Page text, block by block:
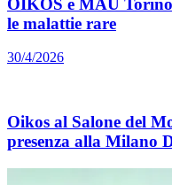
le malattie rare
30/4/2026
Oikos al Salone del
presenza alla Milano